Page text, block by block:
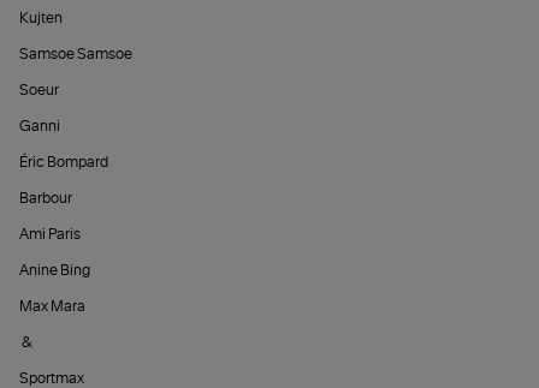
Kujten
Samsoe Samsoe
Soeur
Ganni
Éric Bompard
Barbour
Ami Paris
Anine Bing
Max Mara
&
Sportmax